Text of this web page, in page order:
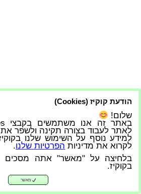
הודעת קוקיז (Cookies)
שלום!
לאתר לעבוד בצורה תקינה ולשפר את
למידע נוסף על השימוש שלנו
לקרוא את מדיניות הפרטיות שלנו.
בלחיצה על "מאשר" אתה מסכים
בקוקיז.
מאשר